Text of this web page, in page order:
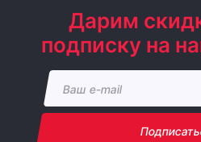
Дарим
подписку на